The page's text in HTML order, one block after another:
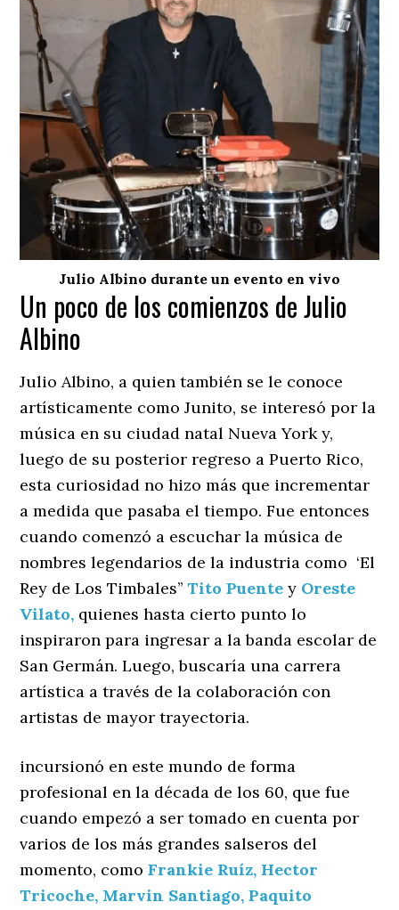
Julio Albino durante un evento en vivo
Un poco de los comienzos de Julio
Albino
Julio Albino, a quien también se le conoce
artísticamente como Junito, se interesó por la
música en su ciudad natal Nueva York y,
luego de su posterior regreso a Puerto Rico,
esta curiosidad no hizo más que incrementar
a medida que pasaba el tiempo. Fue entonces
cuando comenzó a escuchar la música de
nombres legendarios de la industria como ‘El
Rey de Los Timbales’’Tito Puente y Oreste
Vilato, quienes hasta cierto punto lo
inspiraron para ingresar a la banda escolar de
San Germán. Luego, buscaría una carrera
artística a través de la colaboración con
artistas de mayor trayectoria.
incursionó en este mundo de forma
profesional en la década de los 60, que fue
cuando empezó a ser tomado en cuenta por
varios de los más grandes salseros del
momento, comoFrankie Ruíz, Hector
Tricoche, Marvin Santiago, Paquito